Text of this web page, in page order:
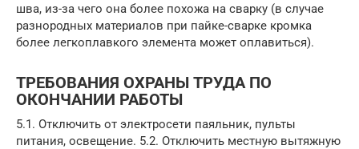
шва, из-за чего она более похожа на сварку (в случае
разнородных материалов при пайке-сварке кромка
более легкоплавкого элемента может оплавиться).
ТРЕБОВАНИЯ ОХРАНЫ ТРУДА ПО
ОКОНЧАНИИ РАБОТЫ
5.1. Отключить от электросети паяльник, пульты
питания, освещение. 5.2. Отключить местную вытяжную